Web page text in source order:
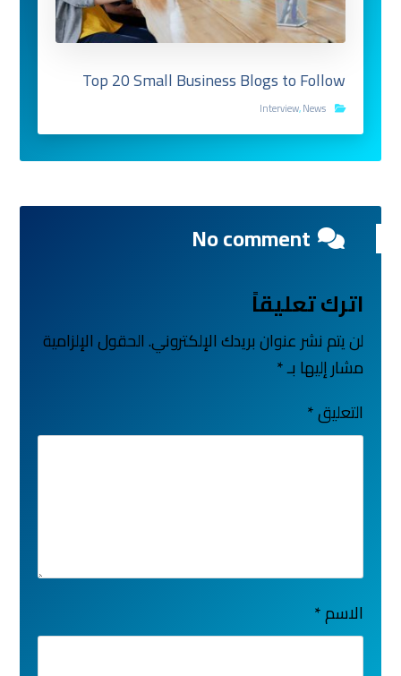
Top 20 Small Business Blogs to Follow
Interview,News
No comment
اترك تعليقاً
لن يتم نشر عنوان بريدك الإلكتروني.الحقول الإلزامية
مشار إليها بـ*
التعليق*
الاسم*